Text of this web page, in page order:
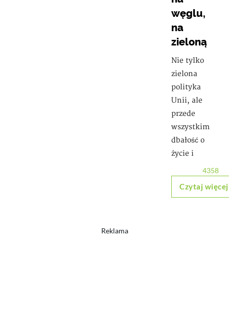
węglu,
na
zieloną
Nie tylko
zielona
polityka
Unii, ale
przede
wszystkim
dbałość o
życie i
4358
Czytaj więcej
Reklama